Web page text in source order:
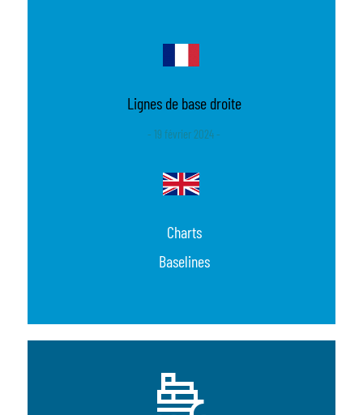
Lignes de base droite
- 19 février 2024 -
Charts
Baselines